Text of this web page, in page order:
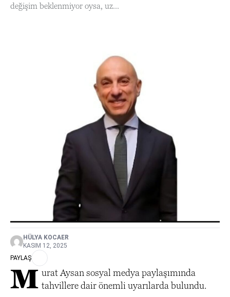
değişim beklenmiyor oysa, uz...
HÜLYA KOCAER
KASIM 12, 2025
PAYLAŞ
M urat Aysan sosyal medya paylaşımında
tahvillere dair önemli uyarılarda bulundu.